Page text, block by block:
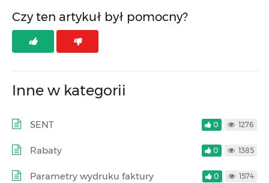
Czy ten artykuł był pomocny?
Inne w kategorii
SENT 0 1276
Rabaty 0 1385
Parametry wydruku faktury 0 1574